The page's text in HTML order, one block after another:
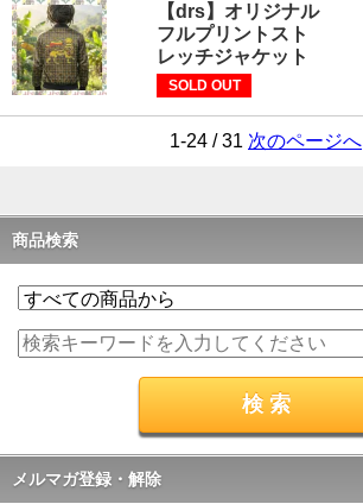
【drs】オリジナル
フルプリントスト
レッチジャケット
SOLD OUT
1-24 / 31 次のページへ
商品検索
メルマガ登録・解除